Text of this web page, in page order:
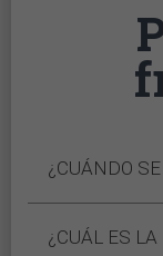
¿CUÁNDO
¿CUÁL ES